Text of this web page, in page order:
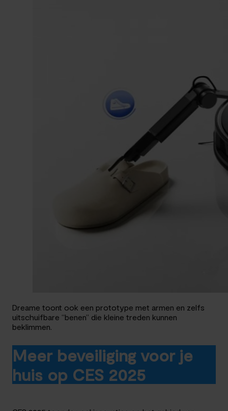
Dreame toont ook een prototype met armen en zelfs
uitschuifbare “benen” die kleine treden kunnen
beklimmen.
Meer beveiliging voor je
huis op CES 2025